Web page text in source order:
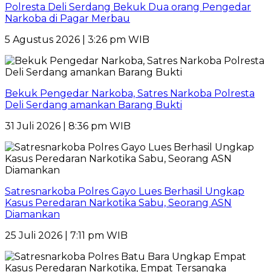
Polresta Deli Serdang Bekuk Dua orang Pengedar
Narkoba di Pagar Merbau
5 Agustus 2026 | 3:26 pm WIB
Bekuk Pengedar Narkoba, Satres Narkoba Polresta
Deli Serdang amankan Barang Bukti
31 Juli 2026 | 8:36 pm WIB
Satresnarkoba Polres Gayo Lues Berhasil Ungkap
Kasus Peredaran Narkotika Sabu, Seorang ASN
Diamankan
25 Juli 2026 | 7:11 pm WIB